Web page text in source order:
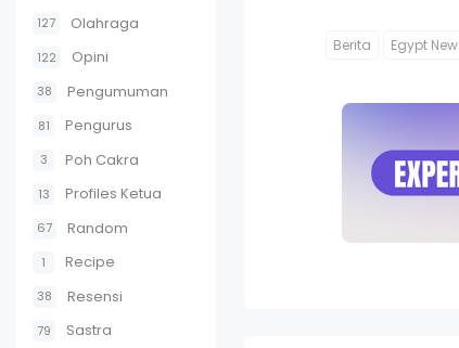
127 Olahraga
122 Opini
38 Pengumuman
81 Pengurus
3 Poh Cakra
13 Profiles Ketua
67 Random
1 Recipe
38 Resensi
79 Sastra
Berita Egypt